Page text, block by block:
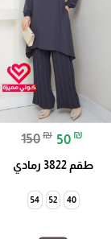
150₪ 50 ₪
طقم 3822 رمادي
40
52
54